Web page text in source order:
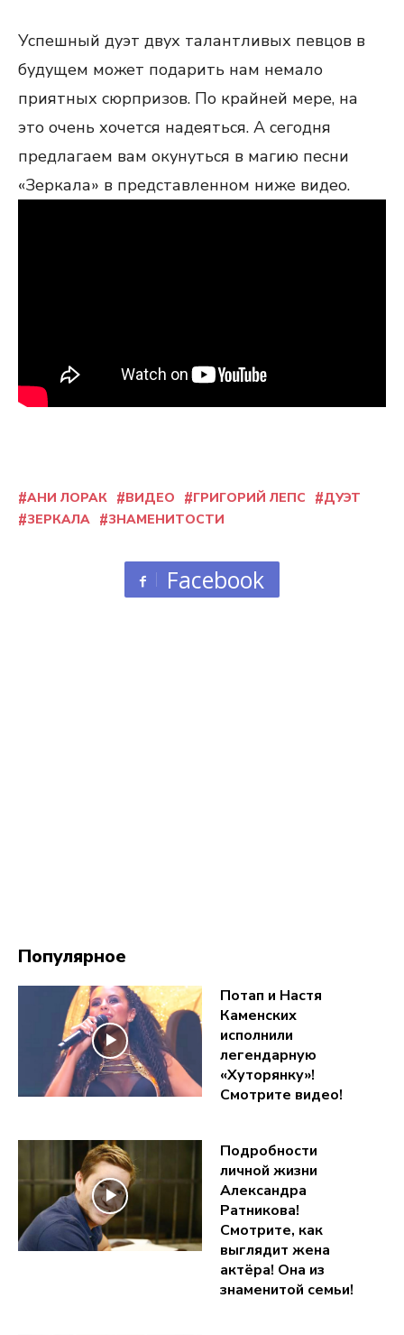
Успешный дуэт двух талантливых певцов в
будущем может подарить нам немало
приятных сюрпризов. По крайней мере, на
это очень хочется надеяться. А сегодня
предлагаем вам окунуться в магию песни
«Зеркала» в представленном ниже видео.
АНИ ЛОРАК ВИДЕО ГРИГОРИЙ ЛЕПС
ДУЭТ
ЗЕРКАЛА
ЗНАМЕНИТОСТИ
Facebook
Популярное
Потап и Настя
Каменских
исполнили
легендарную
«Хуторянку»!
Смотрите видео!
Подробности
личной жизни
Александра
Ратникова!
Смотрите, как
выглядит жена
актёра! Она из
знаменитой семьи!